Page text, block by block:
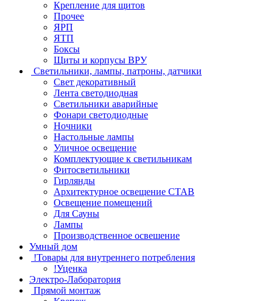
Крепление для щитов
Прочее
ЯРП
ЯТП
Боксы
Щиты и корпусы ВРУ
Светильники, лампы, патроны, датчики
Свет декоративный
Лента светодиодная
Светильники аварийные
Фонари светодиодные
Ночники
Настольные лампы
Уличное освещение
Комплектующие к светильникам
Фитосветильники
Гирлянды
Архитектурное освещение СТАВ
Освещение помещений
Для Сауны
Лампы
Производственное освешение
Умный дом
!Товары для внутреннего потребления
!Уценка
Электро-Лаборатория
Прямой монтаж